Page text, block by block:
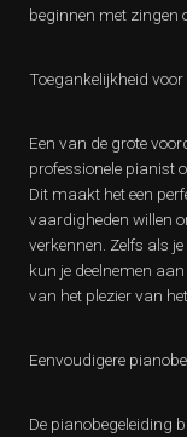
beginnen met zingen
Toegankelijkheid
Een van de grote
professionele pianist
Dit maakt het een
vaardigheden willen
verkennen. Zelfs als
kun je deelnemen
van het plezier van
Eenvoudigere
De pianobegeleiding